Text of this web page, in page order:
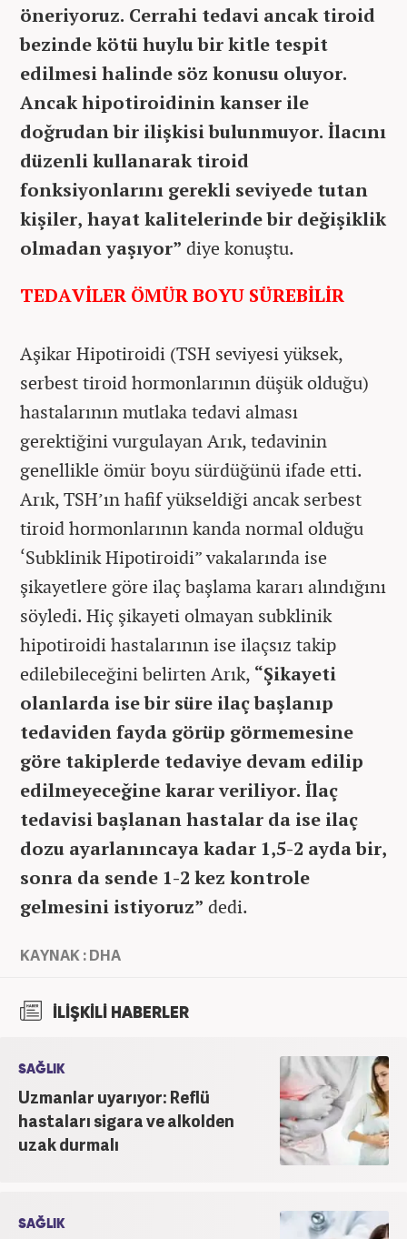
öneriyoruz. Cerrahi tedavi ancak tiroid
bezinde kötü huylu bir kitle tespit
edilmesi halinde söz konusu oluyor.
Ancak hipotiroidinin kanser ile
doğrudan bir ilişkisi bulunmuyor. İlacını
düzenli kullanarak tiroid
fonksiyonlarını gerekli seviyede tutan
kişiler, hayat kalitelerinde bir değişiklik
olmadan yaşıyor” diye konuştu.
TEDAVİLER ÖMÜR BOYU SÜREBİLİR
Aşikar Hipotiroidi (TSH seviyesi yüksek,
serbest tiroid hormonlarının düşük olduğu)
hastalarının mutlaka tedavi alması
gerektiğini vurgulayan Arık, tedavinin
genellikle ömür boyu sürdüğünü ifade etti.
Arık, TSH’ın hafif yükseldiği ancak serbest
tiroid hormonlarının kanda normal olduğu
‘Subklinik Hipotiroidi” vakalarında ise
şikayetlere göre ilaç başlama kararı alındığını
söyledi. Hiç şikayeti olmayan subklinik
hipotiroidi hastalarının ise ilaçsız takip
edilebileceğini belirten Arık, “Şikayeti
olanlarda ise bir süre ilaç başlanıp
tedaviden fayda görüp görmemesine
göre takiplerde tedaviye devam edilip
edilmeyeceğine karar veriliyor. İlaç
tedavisi başlanan hastalar da ise ilaç
dozu ayarlanıncaya kadar 1,5-2 ayda bir,
sonra da sende 1-2 kez kontrole
gelmesini istiyoruz” dedi.
KAYNAK : DHA
İLİŞKİLİ HABERLER
SAĞLIK
Uzmanlar uyarıyor: Reflü
hastaları sigara ve alkolden
uzak durmalı
SAĞLIK